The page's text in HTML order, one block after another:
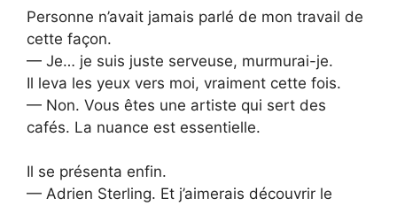
Personne n’avait jamais parlé de mon travail de
cette façon.
— Je… je suis juste serveuse, murmurai-je.
Il leva les yeux vers moi, vraiment cette fois.
— Non. Vous êtes une artiste qui sert des
cafés. La nuance est essentielle.
Il se présenta enfin.
— Adrien Sterling. Et j’aimerais découvrir le